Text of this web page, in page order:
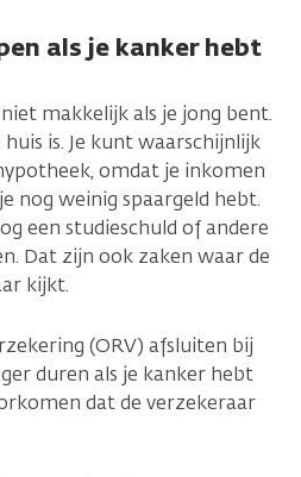
als je kanker hebt
makkelijk als je jong bent.
is. Je kunt waarschijnlijk
omdat je inkomen
nog weinig spaargeld hebt.
een studieschuld of andere
Dat zijn ook zaken waar de
kijkt.
(ORV) afsluiten bij
duren als je kanker hebt
dat de verzekeraar